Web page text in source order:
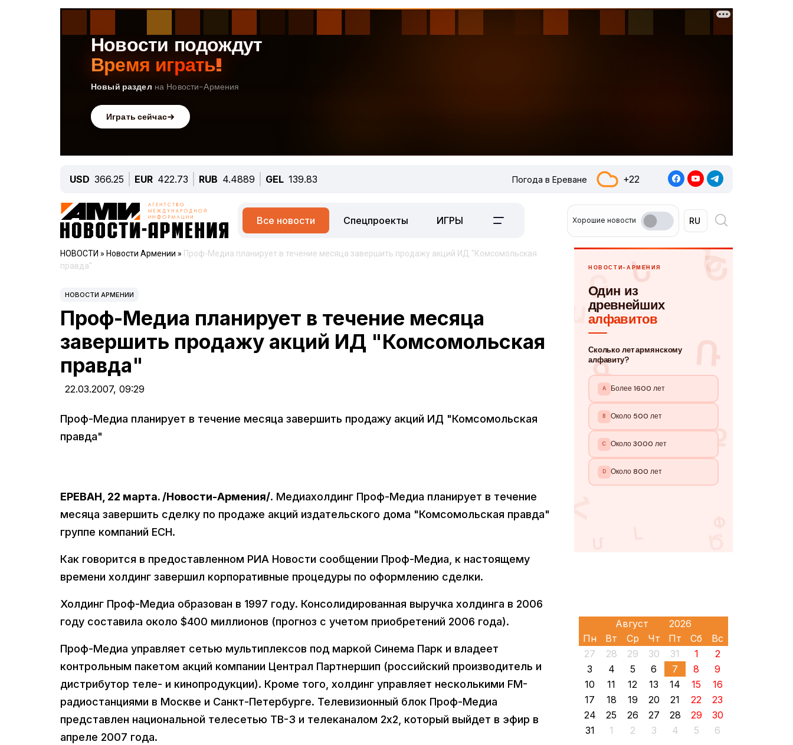
USD 366.25 EUR 422.73 RUB 4.4889 GEL 139.83 Погода в Ереване +22
Все новости Спецпроекты ИГРЫ Хорошие новости
НОВОСТИ » Новости Армении » Проф-Медиа планирует в течение месяца завершить продажу акций ИД "Комсомольская
правда"
НОВОСТИ АРМЕНИИ
Проф-Медиа планирует в течение месяца
завершить продажу акций ИД "Комсомольская
правда"
22.03.2007, 09:29
Проф-Медиа планирует в течение месяца завершить продажу акций ИД "Комсомольская
правда"
ЕРЕВАН, 22 марта. /Новости-Армения/. Медиахолдинг Проф-Медиа планирует в течение
месяца завершить сделку по продаже акций издательского дома "Комсомольская правда"
группе компаний ЕСН.
Как говорится в предоставленном РИА Новости сообщении Проф-Медиа, к настоящему
времени холдинг завершил корпоративные процедуры по оформлению сделки.
Холдинг Проф-Медиа образован в 1997 году. Консолидированная выручка холдинга в 2006
году составила около $400 миллионов (прогноз с учетом приобретений 2006 года).
Проф-Медиа управляет сетью мультиплексов под маркой Синема Парк и владеет
контрольным пакетом акций компании Централ Партнершип (российский производитель и
дистрибутор теле- и кинопродукции). Кроме того, холдинг управляет несколькими FM-
радиостанциями в Москве и Санкт-Петербурге. Телевизионный блок Проф-Медиа
представлен национальной телесетью ТВ-3 и телеканалом 2х2, который выйдет в эфир в
апреле 2007 года.
Пн Вт Ср Чт Пт Сб
Вс
27
28 29 30 31 1
2
3
4 5 6 7 8
9
10
11 12 13 14 15
16
17
18 19 20 21 22
23
24
25 26 27 28 29
30
31
1 2 3 4 5 6